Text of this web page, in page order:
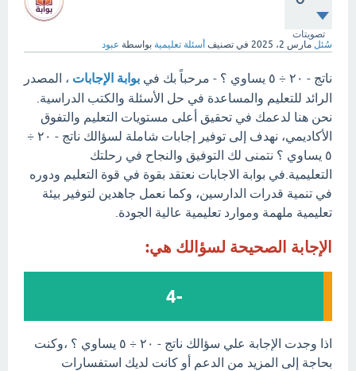
تصويتات
سُئل مارس 2، 2025 في تصنيف أسئلة تعليمية بواسطة عبود
ناتج - ٢٠ ÷ ٥ يساوي ؟ - مرحباً بك في بوابة الإجابات ، المصدر
الرائد للتعليم والمساعدة في حل الأسئلة والكتب الدراسية.
نحن هنا لدعمك في تحقيق أعلى مستويات التعليم والتفوق
الأكاديمي، نهدف إلى توفير إجابات شاملة لسؤالك ناتج - ٢٠ ÷
٥ يساوي ؟ نتمنى لك التوفيق والنجاح في رحلتك
التعليمية.في بوابة الاجابات نعتقد بقوة في قوة التعليم ودوره
في تنمية قدرات الدارسين، وكما نعمل جاهدين لتوفير بيئة
تعليمية ملهمة وموارد تعليمية عالية الجودة.
الإجابة الصحيحة لسؤالك هي:
-4
اذا وجدت الإجابة علي سؤالك ناتج - ٢٠ ÷ ٥ يساوي ؟ ،وكنت
بحاجة إلى المزيد من الدعم أو كانت لديك استفسارات